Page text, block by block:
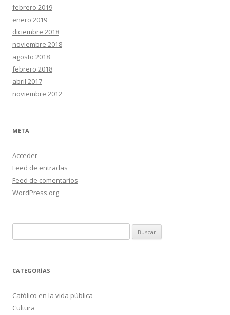
febrero 2019
enero 2019
diciembre 2018
noviembre 2018
agosto 2018
febrero 2018
abril 2017
noviembre 2012
META
Acceder
Feed de entradas
Feed de comentarios
WordPress.org
CATEGORÍAS
Católico en la vida pública
Cultura